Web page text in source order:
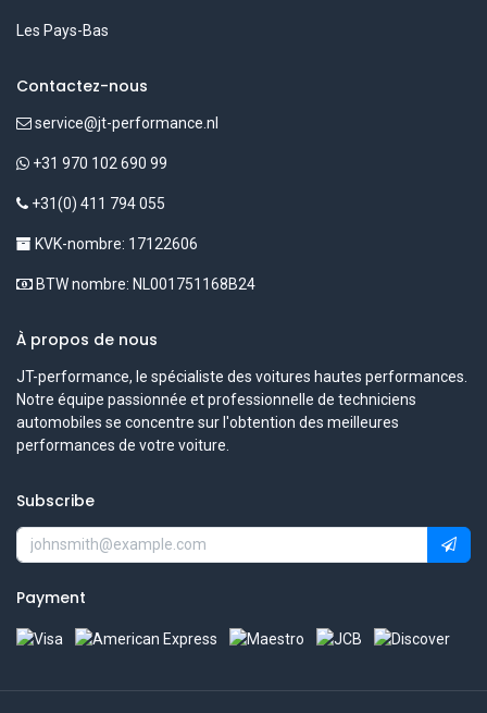
Les Pays-Bas
Contactez-nous
service@jt-performance.nl
+31 970 102 690 99
+31(0) 411 794 055
KVK-nombre: 17122606
BTW nombre: NL001751168B24
À propos de nous
JT-performance, le spécialiste des voitures hautes performances.
Notre équipe passionnée et professionnelle de techniciens
automobiles se concentre sur l'obtention des meilleures
performances de votre voiture.
Subscribe
Payment